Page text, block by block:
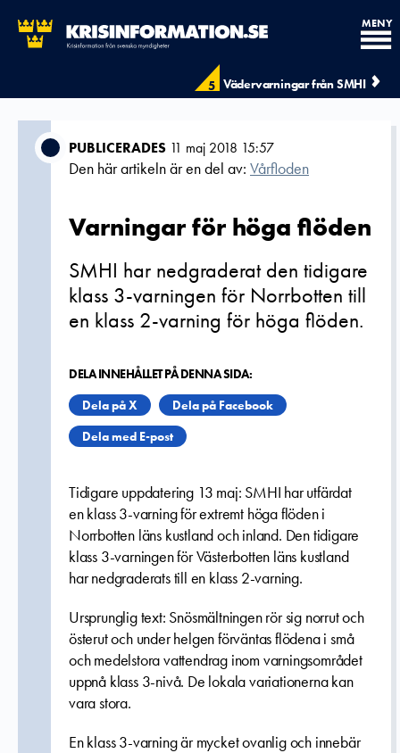
5 Vädervarningar från SMHI
MENY
PUBLICERADES 11 maj 2018 15:57
Den här artikeln är en del av: Vårfloden
Varningar för höga flöden
SMHI har nedgraderat den tidigare
klass 3-varningen för Norrbotten till
en klass 2-varning för höga flöden.
DELA INNEHÅLLET PÅ DENNA SIDA:
Dela på X
Dela på Facebook
Dela med E-post
Tidigare uppdatering 13 maj: SMHI har utfärdat
en klass 3-varning för extremt höga flöden i
Norrbotten läns kustland och inland. Den tidigare
klass 3-varningen för Västerbotten läns kustland
har nedgraderats till en klass 2-varning.
Ursprunglig text: Snösmältningen rör sig norrut och
österut och under helgen förväntas flödena i små
och medelstora vattendrag inom varningsområdet
uppnå klass 3-nivå. De lokala variationerna kan
vara stora.
En klass 3-varning är mycket ovanlig och innebär